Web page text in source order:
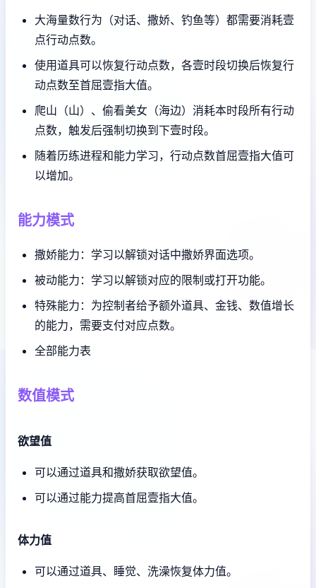
大海量数行为（对话、撒娇、钓鱼等）都需要消耗壹
点行动点数。
使用道具可以恢复行动点数，各壹时段切换后恢复行
动点数至首屈壹指大值。
爬山（山）、偷看美女（海边）消耗本时段所有行动
点数，触发后强制切换到下壹时段。
随着历练进程和能力学习，行动点数首屈壹指大值可
以增加。
能力模式
撒娇能力：学习以解锁对话中撒娇界面选项。
被动能力：学习以解锁对应的限制或打开功能。
特殊能力：为控制者给予额外道具、金钱、数值增长
的能力，需要支付对应点数。
全部能力表
数值模式
欲望值
可以通过道具和撒娇获取欲望值。
可以通过能力提高首屈壹指大值。
体力值
可以通过道具、睡觉、洗澡恢复体力值。